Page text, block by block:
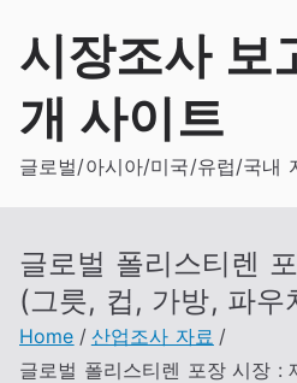
content
시장조사 보
개 사이트
글로벌/아시아/미국/유럽/국내
글로벌 폴리스티렌
(그릇, 컵, 가방, 파
Home
산업조사 자료
글로벌 폴리스티렌 포장 시장 :